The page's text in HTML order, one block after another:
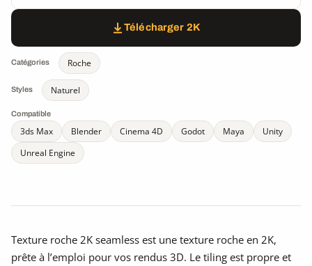
Télécharger 2K
Catégories Roche
Styles Naturel
Compatible
3ds Max Blender Cinema 4D Godot Maya
Unity
Unreal Engine
Texture roche 2K seamless est une texture roche en 2K,
prête à l’emploi pour vos rendus 3D. Le tiling est propre et